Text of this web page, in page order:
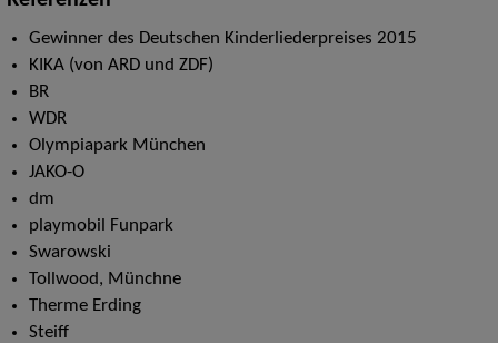
Gewinner des Deutschen Kinderliederpreises 2015
KIKA (von ARD und ZDF)
BR
WDR
Olympiapark München
JAKO-O
dm
playmobil Funpark
Swarowski
Tollwood, Münchne
Therme Erding
Steiff